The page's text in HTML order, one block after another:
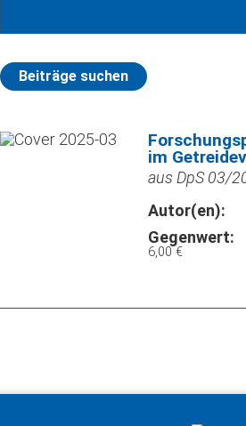
Beiträge suchen
im
aus DpS 03/
Autor(en):
Gegenwert:
6,00 €